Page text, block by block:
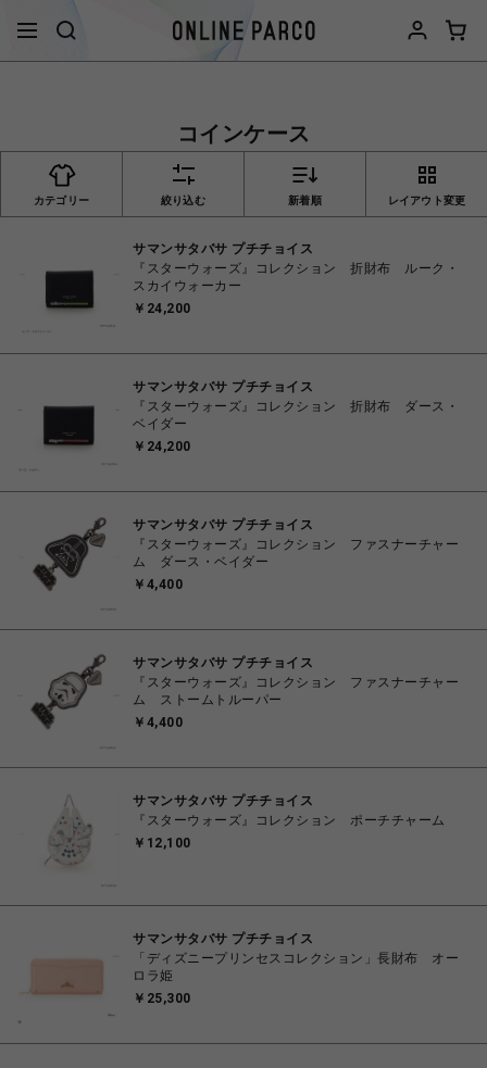
コインケース
カテゴリー 絞り込む 新着順 レイアウト変更
サマンサタバサ プチチョイス
『スターウォーズ』コレクション 折財布 ルーク・
スカイウォーカー
￥24,200
サマンサタバサ プチチョイス
『スターウォーズ』コレクション 折財布 ダース・
ベイダー
￥24,200
サマンサタバサ プチチョイス
『スターウォーズ』コレクション ファスナーチャー
ム ダース・ベイダー
￥4,400
サマンサタバサ プチチョイス
『スターウォーズ』コレクション ファスナーチャー
ム ストームトルーパー
￥4,400
サマンサタバサ プチチョイス
『スターウォーズ』コレクション ポーチチャーム
￥12,100
サマンサタバサ プチチョイス
「ディズニープリンセスコレクション」長財布 オー
ロラ姫
￥25,300